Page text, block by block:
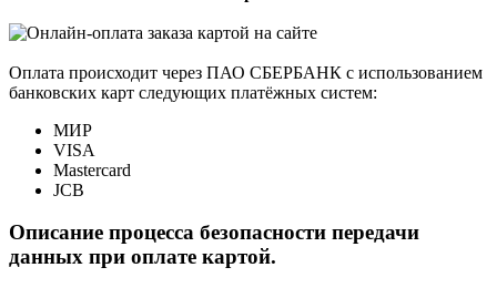
Оплата происходит через ПАО СБЕРБАНК с использованием
банковских карт следующих платёжных систем:
МИР
VISA
Mastercard
JCB
Описание процесса безопасности передачи
данных при оплате картой.